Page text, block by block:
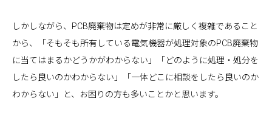
しかしながら、PCB廃棄物は定めが非常に厳しく複雑であること
から、「そもそも所有している電気機器が処理対象のPCB廃棄物
に当てはまるかどうかがわからない」「どのように処理・処分を
したら良いのかわからない」「一体どこに相談をしたら良いのか
わからない」と、お困りの方も多いことかと思います。